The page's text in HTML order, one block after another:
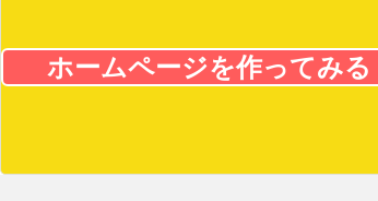
ホームページを作ってみる